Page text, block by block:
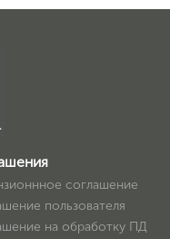
соглашение
пользователя
на обработку ПД